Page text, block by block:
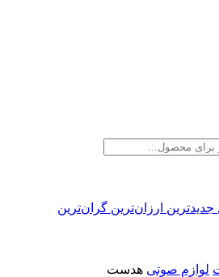
جدیدترین ارزان‌ترین گران‌ترین
لوازم صوتی هدست